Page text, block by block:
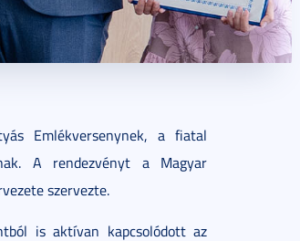
Emlékversenynek, a fiatal
A rendezvényt a Magyar
szervezte.
is aktívan kapcsolódott az